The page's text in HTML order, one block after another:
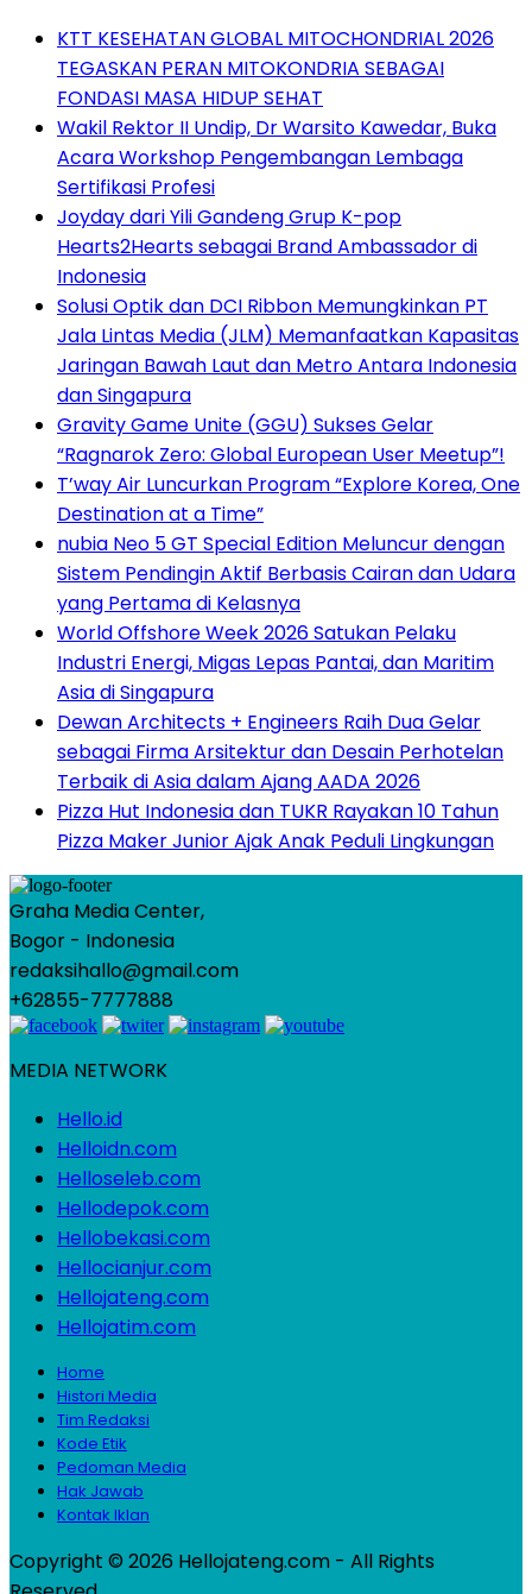
KTT KESEHATAN GLOBAL MITOCHONDRIAL 2026
TEGASKAN PERAN MITOKONDRIA SEBAGAI
FONDASI MASA HIDUP SEHAT
Wakil Rektor II Undip, Dr Warsito Kawedar, Buka
Acara Workshop Pengembangan Lembaga
Sertifikasi Profesi
Joyday dari Yili Gandeng Grup K-pop
Hearts2Hearts sebagai Brand Ambassador di
Indonesia
Solusi Optik dan DCI Ribbon Memungkinkan PT
Jala Lintas Media (JLM) Memanfaatkan Kapasitas
Jaringan Bawah Laut dan Metro Antara Indonesia
dan Singapura
Gravity Game Unite (GGU) Sukses Gelar
“Ragnarok Zero: Global European User Meetup”!
T’way Air Luncurkan Program “Explore Korea, One
Destination at a Time”
nubia Neo 5 GT Special Edition Meluncur dengan
Sistem Pendingin Aktif Berbasis Cairan dan Udara
yang Pertama di Kelasnya
World Offshore Week 2026 Satukan Pelaku
Industri Energi, Migas Lepas Pantai, dan Maritim
Asia di Singapura
Dewan Architects + Engineers Raih Dua Gelar
sebagai Firma Arsitektur dan Desain Perhotelan
Terbaik di Asia dalam Ajang AADA 2026
Pizza Hut Indonesia dan TUKR Rayakan 10 Tahun
Pizza Maker Junior Ajak Anak Peduli Lingkungan
Graha Media Center,
Bogor - Indonesia
redaksihallo@gmail.com
+62855-7777888
MEDIA NETWORK
Hello.id
Helloidn.com
Helloseleb.com
Hellodepok.com
Hellobekasi.com
Hellocianjur.com
Hellojateng.com
Hellojatim.com
Home
Histori Media
Tim Redaksi
Kode Etik
Pedoman Media
Hak Jawab
Kontak Iklan
Copyright © 2026 Hellojateng.com - All Rights